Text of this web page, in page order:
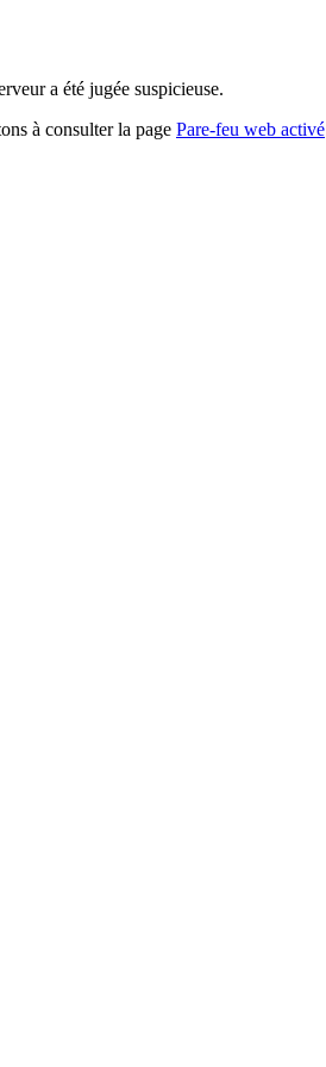
a été jugée suspicieuse.
à consulter la page Pare-feu web activé